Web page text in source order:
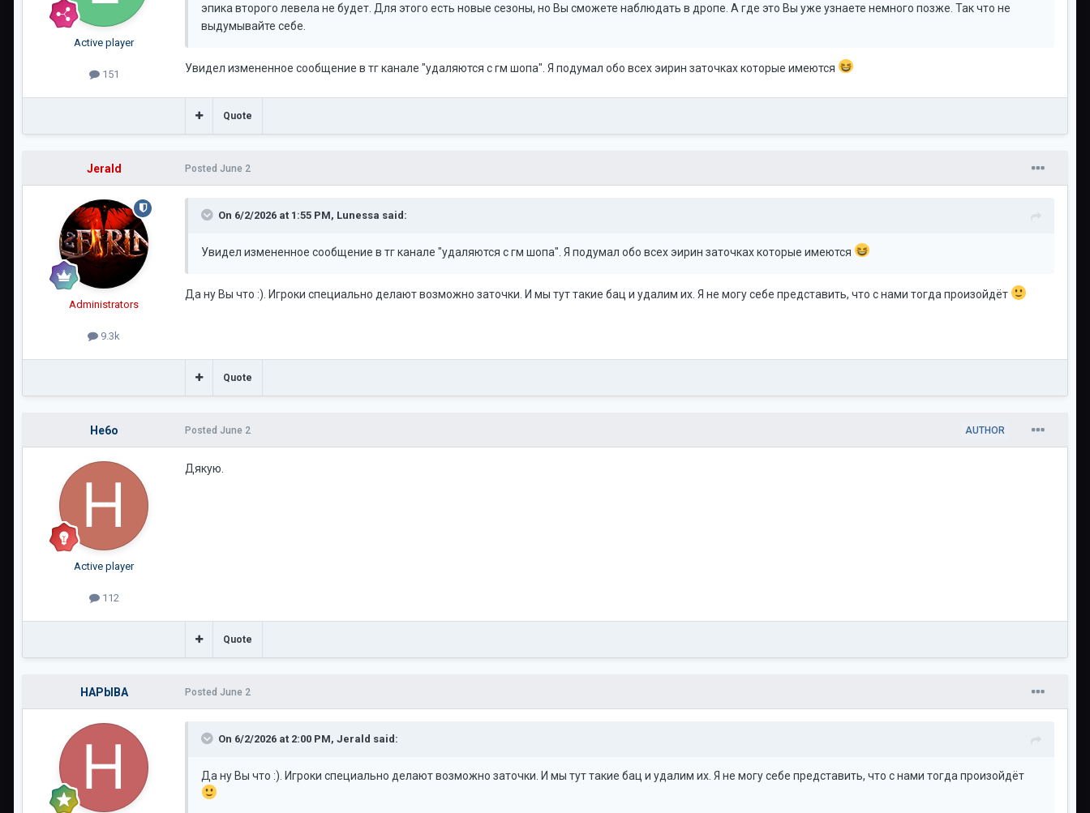
Active player
151
эпика второго левела не будет. Для этого есть новые сезоны, но Вы сможете наблюдать в дропе. А где это Вы уже узнаете немного позже. Так что не
выдумывайте себе.
Увидел измененное сообщение в тг канале "удаляются с гм шопа". Я подумал обо всех эирин заточках которые имеются
Quote
Jerald
Administrators
9.3k
Posted June 2
On 6/2/2026 at 1:55 PM, Lunessa said:
Увидел измененное сообщение в тг канале "удаляются с гм шопа". Я подумал обо всех эирин заточках которые имеются
Да ну Вы что :). Игроки специально делают возможно заточки. И мы тут такие бац и удалим их. Я не могу себе представить, что с нами тогда произойдёт
Quote
He6o
Active player
112
AUTHOR
Posted June 2
Дякую.
Quote
HAPbIBA Posted June 2
On 6/2/2026 at 2:00 PM, Jerald said:
Да ну Вы что :). Игроки специально делают возможно заточки. И мы тут такие бац и удалим их. Я не могу себе представить, что с нами тогда произойдёт